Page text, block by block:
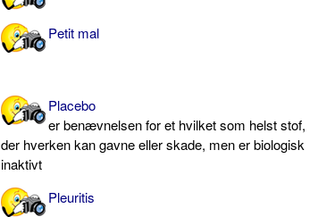
Petit mal
Placebo
er benævnelsen for et hvilket som helst stof,
der hverken kan gavne eller skade, men er biologisk
inaktivt
Pleuritis